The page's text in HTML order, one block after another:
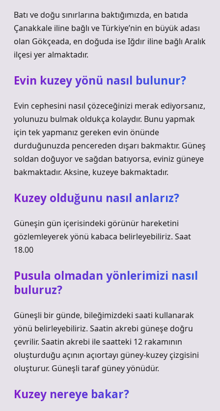
Batı ve doğu sınırlarına baktığımızda, en batıda
Çanakkale iline bağlı ve Türkiye’nin en büyük adası
olan Gökçeada, en doğuda ise Iğdır iline bağlı Aralık
ilçesi yer almaktadır.
Evin kuzey yönü nasıl bulunur?
Evin cephesini nasıl çözeceğinizi merak ediyorsanız,
yolunuzu bulmak oldukça kolaydır. Bunu yapmak
için tek yapmanız gereken evin önünde
durduğunuzda pencereden dışarı bakmaktır. Güneş
soldan doğuyor ve sağdan batıyorsa, eviniz güneye
bakmaktadır. Aksine, kuzeye bakmaktadır.
Kuzey olduğunu nasıl anlarız?
Güneşin gün içerisindeki görünür hareketini
gözlemleyerek yönü kabaca belirleyebiliriz. Saat
18.00
Pusula olmadan yönlerimizi nasıl
buluruz?
Güneşli bir günde, bileğimizdeki saati kullanarak
yönü belirleyebiliriz. Saatin akrebi güneşe doğru
çevrilir. Saatin akrebi ile saatteki 12 rakamının
oluşturduğu açının açıortayı güney-kuzey çizgisini
oluşturur. Güneşli taraf güney yönüdür.
Kuzey nereye bakar?